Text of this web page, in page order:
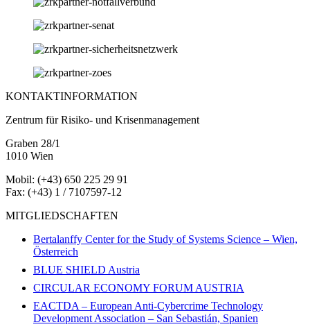
KONTAKTINFORMATION
Zentrum für Risiko- und Krisenmanagement
Graben 28/1
1010 Wien
Mobil: (+43) 650 225 29 91
Fax: (+43) 1 / 7107597-12
MITGLIEDSCHAFTEN
Bertalanffy Center for the Study of Systems Science – Wien,
Österreich
BLUE SHIELD Austria
CIRCULAR ECONOMY FORUM AUSTRIA
EACTDA – European Anti-Cybercrime Technology
Development Association – San Sebastián, Spanien